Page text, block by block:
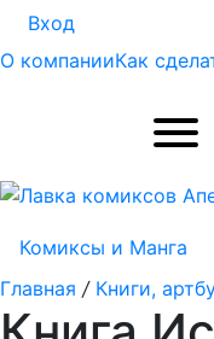
Вход
О компанииКак
Комиксы и Манга
Главная / Книги,